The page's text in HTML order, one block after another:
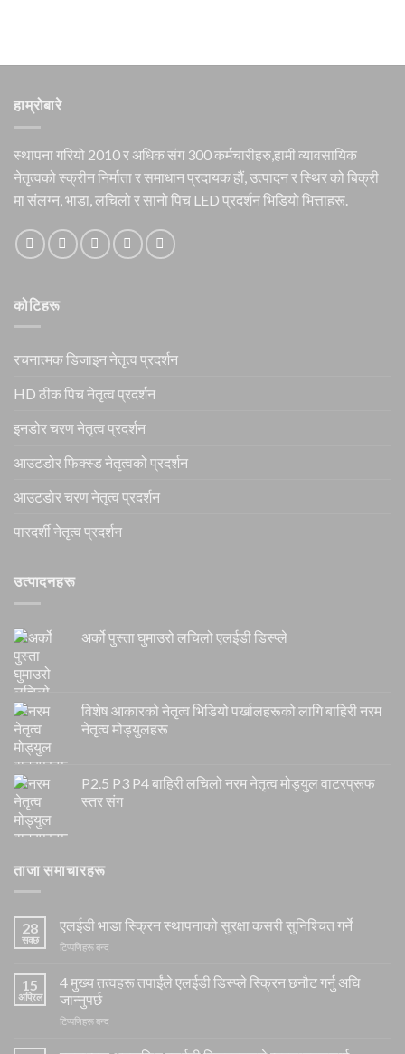
हाम्रोबारे
स्थापना गरियो 2010 र अधिक संग 300 कर्मचारीहरु,हामी व्यावसायिक
नेतृत्वको स्क्रीन निर्माता र समाधान प्रदायक हौं, उत्पादन र स्थिर को बिक्री
मा संलग्न, भाडा, लचिलो र सानो पिच LED प्रदर्शन भिडियो भित्ताहरू.
कोटिहरू
रचनात्मक डिजाइन नेतृत्व प्रदर्शन
HD ठीक पिच नेतृत्व प्रदर्शन
इनडोर चरण नेतृत्व प्रदर्शन
आउटडोर फिक्स्ड नेतृत्वको प्रदर्शन
आउटडोर चरण नेतृत्व प्रदर्शन
पारदर्शी नेतृत्व प्रदर्शन
उत्पादनहरू
अर्को पुस्ता घुमाउरो लचिलो एलईडी डिस्प्ले
विशेष आकारको नेतृत्व भिडियो पर्खालहरूको लागि बाहिरी नरम
नेतृत्व मोड्युलहरू
P2.5 P3 P4 बाहिरी लचिलो नरम नेतृत्व मोड्युल वाटरप्रूफ
स्तर संग
ताजा समाचारहरू
28
सक्छ
एलईडी भाडा स्क्रिन स्थापनाको सुरक्षा कसरी सुनिश्चित गर्ने
टिप्पणिहरू बन्द
भाडा
स्क्रिन
15
अप्रिल
4 मुख्य तत्वहरू तपाईंले एलईडी डिस्प्ले स्क्रिन छनौट गर्नु अघि
जान्नुपर्छ
टिप्पणिहरू बन्द
मुख्य